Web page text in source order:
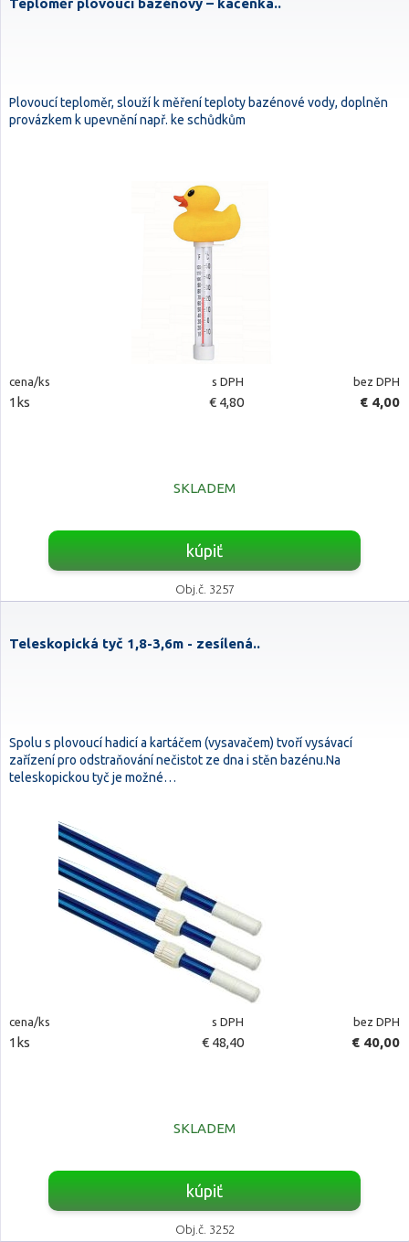
Teploměr plovoucí bazénový – kačenka..
Plovoucí teploměr, slouží k měření teploty bazénové vody, doplněn
provázkem k upevnění např. ke schůdkům
cena/ks s DPH bez DPH
1ks € 4,80 € 4,00
SKLADEM
kúpiť
Obj.č. 3257
Teleskopická tyč 1,8-3,6m - zesílená..
Spolu s plovoucí hadicí a kartáčem (vysavačem) tvoří vysávací
zařízení pro odstraňování nečistot ze dna i stěn bazénu.Na
teleskopickou tyč je možné…
cena/ks s DPH bez DPH
1ks € 48,40 € 40,00
SKLADEM
kúpiť
Obj.č. 3252